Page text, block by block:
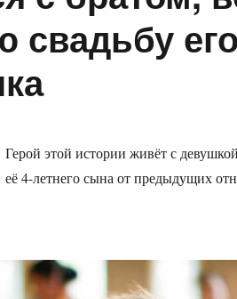
свадьбу его
Герой этой истории живёт с
её 4-летнего сына от предыдущих